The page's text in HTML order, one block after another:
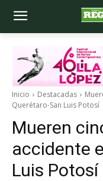
Inicio Destacadas
Querétaro-San Luis Potosí
Mueren
accidente
Luis Potosí